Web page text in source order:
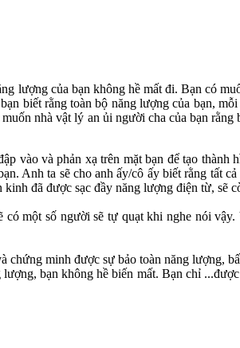
lượng của bạn không hề mất đi. Bạn có
biết rằng toàn bộ năng lượng của bạn,
nhà vật lý an ủi người cha của bạn
vào và phản xạ trên mặt bạn để tạo thành
Anh ta sẽ cho anh ấy/cô ấy biết rằng tất
đã được sạc đầy năng lượng điện từ, sẽ
một số người sẽ tự quạt khi nghe nói
minh được sự bảo toàn năng lượng,
bạn không hề biến mất. Bạn chỉ